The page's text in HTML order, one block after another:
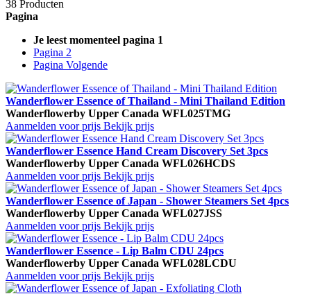
38 Producten
Pagina
Je leest momenteel pagina 1
Pagina 2
Pagina Volgende
Wanderflower Essence of Thailand - Mini Thailand Edition
Wanderflowerby Upper Canada WFL025TMG
Aanmelden voor prijs Bekijk prijs
Wanderflower Essence Hand Cream Discovery Set 3pcs
Wanderflowerby Upper Canada WFL026HCDS
Aanmelden voor prijs Bekijk prijs
Wanderflower Essence of Japan - Shower Steamers Set 4pcs
Wanderflowerby Upper Canada WFL027JSS
Aanmelden voor prijs Bekijk prijs
Wanderflower Essence - Lip Balm CDU 24pcs
Wanderflowerby Upper Canada WFL028LCDU
Aanmelden voor prijs Bekijk prijs